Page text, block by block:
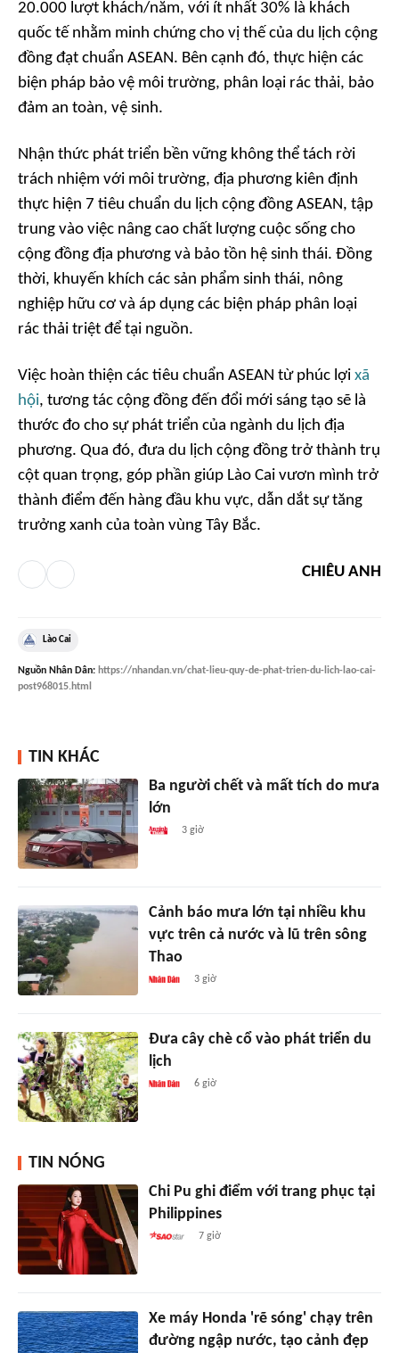
20.000 lượt khách/năm, với ít nhất 30% là khách
quốc tế nhằm minh chứng cho vị thế của du lịch cộng
đồng đạt chuẩn ASEAN. Bên cạnh đó, thực hiện các
biện pháp bảo vệ môi trường, phân loại rác thải, bảo
đảm an toàn, vệ sinh.
Nhận thức phát triển bền vững không thể tách rời
trách nhiệm với môi trường, địa phương kiên định
thực hiện 7 tiêu chuẩn du lịch cộng đồng ASEAN, tập
trung vào việc nâng cao chất lượng cuộc sống cho
cộng đồng địa phương và bảo tồn hệ sinh thái. Đồng
thời, khuyến khích các sản phẩm sinh thái, nông
nghiệp hữu cơ và áp dụng các biện pháp phân loại
rác thải triệt để tại nguồn.
Việc hoàn thiện các tiêu chuẩn ASEAN từ phúc lợi xã
hội, tương tác cộng đồng đến đổi mới sáng tạo sẽ là
thước đo cho sự phát triển của ngành du lịch địa
phương. Qua đó, đưa du lịch cộng đồng trở thành trụ
cột quan trọng, góp phần giúp Lào Cai vươn mình trở
thành điểm đến hàng đầu khu vực, dẫn dắt sự tăng
trưởng xanh của toàn vùng Tây Bắc.
CHIÊU ANH
Lào Cai
Nguồn Nhân Dân: https://nhandan.vn/chat-lieu-quy-de-phat-trien-du-lich-lao-cai-
post968015.html
TIN KHÁC
Ba người chết và mất tích do mưa
lớn
3 giờ
Cảnh báo mưa lớn tại nhiều khu
vực trên cả nước và lũ trên sông
Thao
3 giờ
Đưa cây chè cổ vào phát triển du
lịch
6 giờ
TIN NÓNG
Chi Pu ghi điểm với trang phục tại
Philippines
7 giờ
Xe máy Honda 'rẽ sóng' chạy trên
đường ngập nước, tạo cảnh đẹp